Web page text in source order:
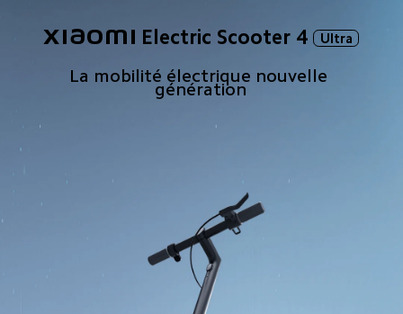
Xiaomi Electric Scooter 4 Ultra
La mobilité électrique nouvelle
génération